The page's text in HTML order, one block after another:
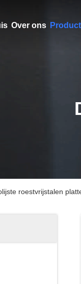
Over ons
roestvrijstalen